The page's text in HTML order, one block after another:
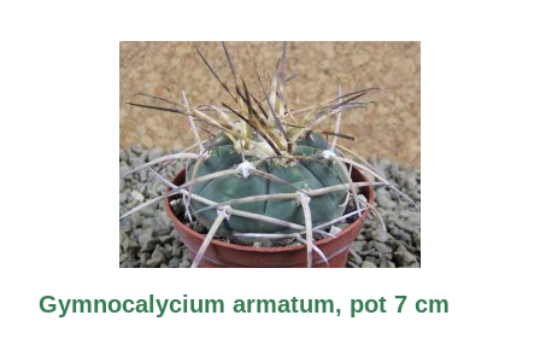
Gymnocalycium armatum, pot 7 cm